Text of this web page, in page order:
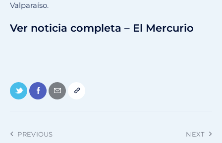
Valparaíso.
Ver noticia completa – El Mercurio
PREVIOUS NEXT